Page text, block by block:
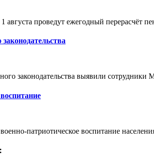
проведут ежегодный перерасчёт
законодательства выявили
патриотическое воспитание